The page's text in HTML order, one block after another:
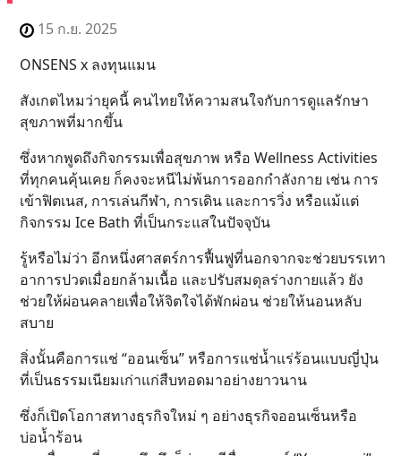
15 ก.ย. 2025
ONSENS x ลงทุนแมน
สังเกตไหมว่ายุคนี้ คนไทยให้ความสนใจกับการดูแลรักษา
สุขภาพที่มากขึ้น
ซึ่งหากพูดถึงกิจกรรมเพื่อสุขภาพ หรือ Wellness Activities
ที่ทุกคนคุ้นเคย ก็คงจะหนีไม่พ้นการออกกำลังกาย เช่น การ
เข้าฟิตเนส, การเล่นกีฬา, การเดิน และการวิ่ง หรือแม้แต่
กิจกรรม Ice Bath ที่เป็นกระแสในปัจจุบัน
รู้หรือไม่ว่า อีกหนึ่งศาสตร์การฟื้นฟูที่นอกจากจะช่วยบรรเทา
อาการปวดเมื่อยกล้ามเนื้อ และปรับสมดุลร่างกายแล้ว ยัง
ช่วยให้ผ่อนคลายเพื่อให้จิตใจได้พักผ่อน ช่วยให้นอนหลับ
สบาย
สิ่งนั้นคือการแช่ “ออนเซ็น” หรือการแช่น้ำแร่ร้อนแบบญี่ปุ่น
ที่เป็นธรรมเนียมเก่าแก่สืบทอดมาอย่างยาวนาน
ซึ่งก็เปิดโอกาสทางธุรกิจใหม่ ๆ อย่างธุรกิจออนเซ็นหรือ
บ่อน้ำร้อน